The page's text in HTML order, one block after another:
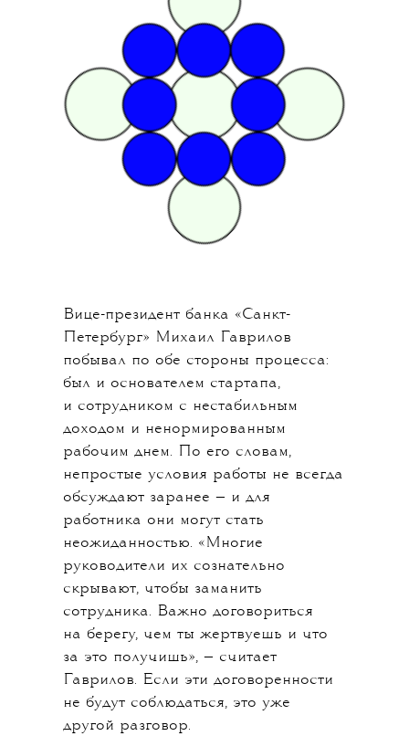
Вице-президент банка «Санкт-
Петербург» Михаил Гаврилов
побывал по обе стороны процесса:
был и основателем стартапа,
и сотрудником с нестабильным
доходом и ненормированным
рабочим днем. По его словам,
непростые условия работы не всегда
обсуждают заранее — и для
работника они могут стать
неожиданностью. «Многие
руководители их сознательно
скрывают, чтобы заманить
сотрудника. Важно договориться
на берегу, чем ты жертвуешь и что
за это получишь», — считает
Гаврилов. Если эти договоренности
не будут соблюдаться, это уже
другой разговор.